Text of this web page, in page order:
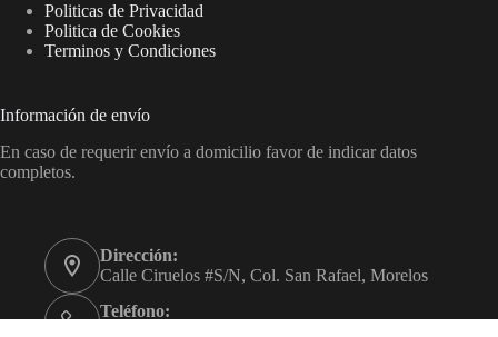
Politicas de Privacidad
Politica de Cookies
Terminos y Condiciones
Información de envío
En caso de requerir envío a domicilio favor de indicar datos
completos.
Dirección:
Calle Ciruelos #S/N, Col. San Rafael, Morelos
Teléfono: